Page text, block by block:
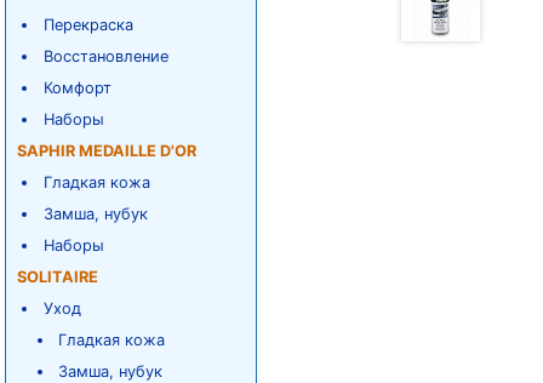
Перекраска
Восстановление
Комфорт
Наборы
SAPHIR MEDAILLE D'OR
Гладкая кожа
Замша, нубук
Наборы
SOLITAIRE
Уход
Гладкая кожа
Замша, нубук